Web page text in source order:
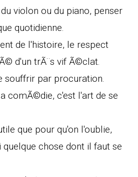
violon ou du piano, penser
quotidienne.
de l'histoire, le respect
d'un trÃ¨s vif Ã©clat.
souffrir par procuration.
comÃ©die, c'est l'art de se
que pour qu'on l'oublie,
quelque chose dont il faut se